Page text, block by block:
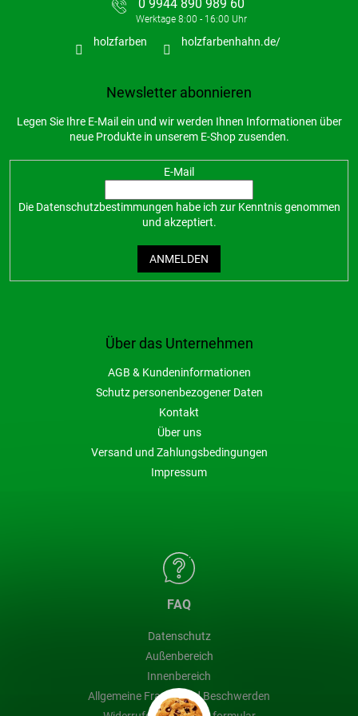
Über das Unternehmen
AGB & Kundeninformationen
Schutz personenbezogener Daten
Kontakt
Über uns
Versand und Zahlungsbedingungen
Impressum
FAQ
Datenschutz
Außenbereich
Innenbereich
Allgemeine Fragen und Beschwerden
0 9944 890 989 60
holzfarben holzfarbenhahn.de/
Newsletter abonnieren
Legen Sie Ihre E-Mail ein und wir werden Ihnen Informationen über
neue Produkte in unserem E-Shop zusenden.
E-Mail
Die Datenschutzbestimmungen habe ich zur Kenntnis genommen
und akzeptiert.
ANMELDEN